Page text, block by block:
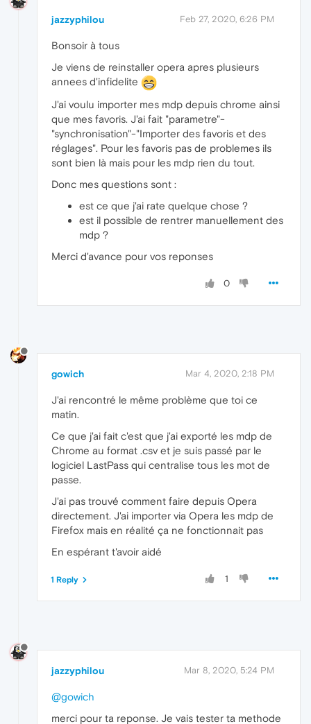
jazzyphilou Feb 27, 2020, 6:26 PM
Bonsoir à tous
Je viens de reinstaller opera apres plusieurs
annees d'infidelite
J'ai voulu importer mes mdp depuis chrome ainsi
que mes favoris. J'ai fait "parametre"-
"synchronisation"-"Importer des favoris et des
réglages". Pour les favoris pas de problemes ils
sont bien là mais pour les mdp rien du tout.
Donc mes questions sont :
est ce que j'ai rate quelque chose ?
est il possible de rentrer manuellement des
mdp ?
Merci d'avance pour vos reponses
0
gowich Mar 4, 2020, 2:18 PM
J'ai rencontré le même problème que toi ce
matin.
Ce que j'ai fait c'est que j'ai exporté les mdp de
Chrome au format .csv et je suis passé par le
logiciel LastPass qui centralise tous les mot de
passe.
J'ai pas trouvé comment faire depuis Opera
directement. J'ai importer via Opera les mdp de
Firefox mais en réalité ça ne fonctionnait pas
En espérant t'avoir aidé
1
1 Reply
jazzyphilou Mar 8, 2020, 5:24 PM
@gowich
merci pour ta reponse. Je vais tester ta methode